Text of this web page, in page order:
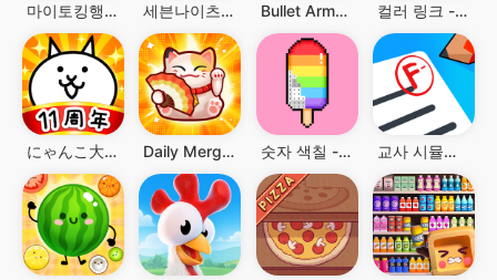
마이토킹행크: 아일랜드 세븐나이츠 키우기X애니메이션 나 혼자만 레벨업 콜라보 Bullet Army Run 컬러 링크 - 점들을 이으세요
にゃんこ大戦争 Daily Merge: Match Puzzle Game 숫자 색칠 - 픽셀 아트 교사 시뮬레이터